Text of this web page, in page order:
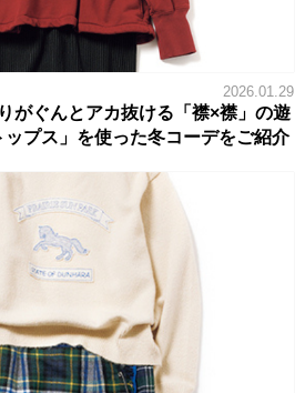
2026.01.29
がぐんとアカ抜ける「襟×襟」の遊
プス」を使った冬コーデをご紹介